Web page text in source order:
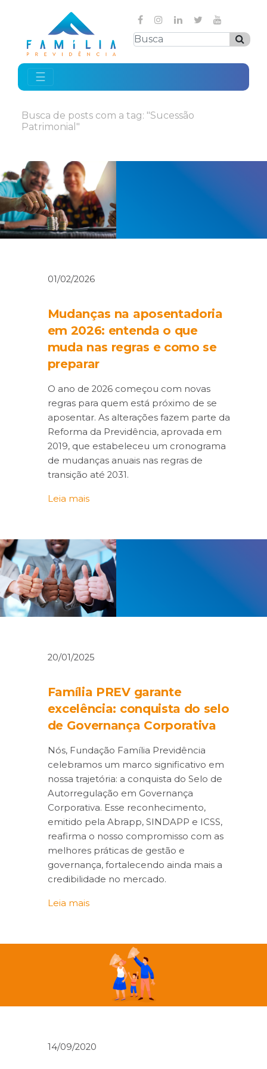
☰
Busca de posts com a tag: "Sucessão
Patrimonial"
01/02/2026
Mudanças na aposentadoria
em 2026: entenda o que
muda nas regras e como se
preparar
O ano de 2026 começou com novas
regras para quem está próximo de se
aposentar. As alterações fazem parte da
Reforma da Previdência, aprovada em
2019, que estabeleceu um cronograma
de mudanças anuais nas regras de
transição até 2031.
Leia mais
20/01/2025
Família PREV garante
excelência: conquista do selo
de Governança Corporativa
Nós, Fundação Família Previdência
celebramos um marco significativo em
nossa trajetória: a conquista do Selo de
Autorregulação em Governança
Corporativa. Esse reconhecimento,
emitido pela Abrapp, SINDAPP e ICSS,
reafirma o nosso compromisso com as
melhores práticas de gestão e
governança, fortalecendo ainda mais a
credibilidade no mercado.
Leia mais
14/09/2020